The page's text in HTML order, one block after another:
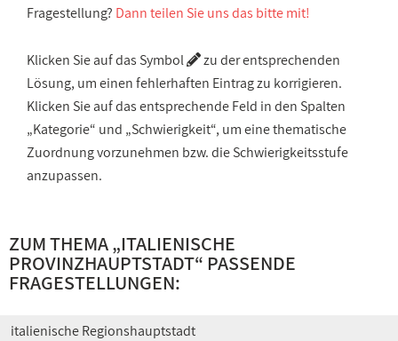
Fragestellung? Dann teilen Sie uns das bitte mit!
Klicken Sie auf das Symbol
zu der entsprechenden
Lösung, um einen fehlerhaften Eintrag zu korrigieren.
Klicken Sie auf das entsprechende Feld in den Spalten
„Kategorie“ und „Schwierigkeit“, um eine thematische
Zuordnung vorzunehmen bzw. die Schwierigkeitsstufe
anzupassen.
ZUM THEMA „ITALIENISCHE
PROVINZHAUPTSTADT“ PASSENDE
FRAGESTELLUNGEN:
italienische Regionshauptstadt